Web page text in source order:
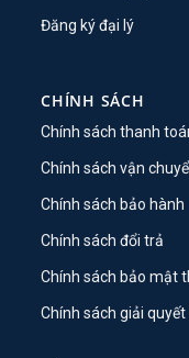
Đăng ký đại lý
CHÍNH SÁCH
Chính sách thanh
Chính sách vận
Chính sách bảo hành
Chính sách đổi trả
Chính sách bảo mật
Chính sách giải quyết